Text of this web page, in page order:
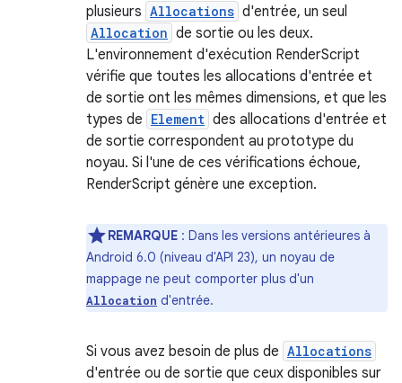
plusieurs Allocations d'entrée, un seul
Allocation de sortie ou les deux.
L'environnement d'exécution RenderScript
vérifie que toutes les allocations d'entrée et
de sortie ont les mêmes dimensions, et que les
types de Element des allocations d'entrée et
de sortie correspondent au prototype du
noyau. Si l'une de ces vérifications échoue,
RenderScript génère une exception.
REMARQUE : Dans les versions antérieures à
Android 6.0 (niveau d'API 23), un noyau de
mappage ne peut comporter plus d'un
Allocation d'entrée.
Si vous avez besoin de plus de Allocations
d'entrée ou de sortie que ceux disponibles sur